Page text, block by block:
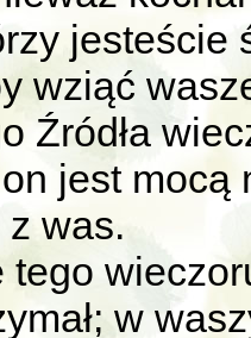
jesteście
wziąć
Źródła
jest mocą
was.
tego
w